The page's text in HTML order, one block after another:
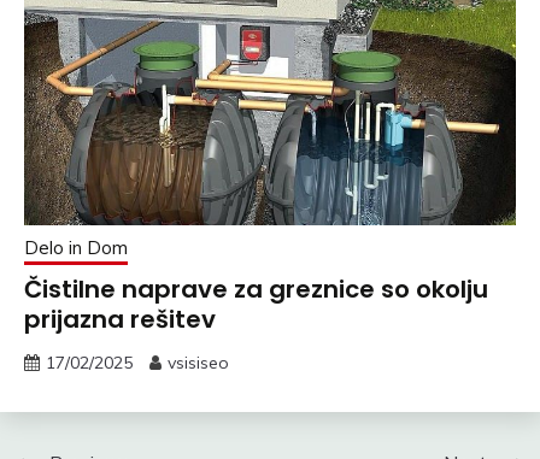
Delo in Dom
Čistilne naprave za greznice so okolju
prijazna rešitev
17/02/2025 vsisiseo